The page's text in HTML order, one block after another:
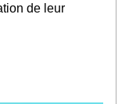
de leur